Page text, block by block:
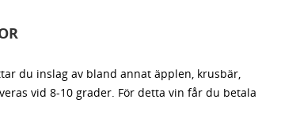
du inslag av bland annat äpplen, krusbär,
vid 8-10 grader. För detta vin får du betala